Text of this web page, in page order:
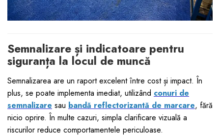
Semnalizare și indicatoare pentru
siguranța la locul de muncă
Semnalizarea are un raport excelent între cost și impact. În
plus, se poate implementa imediat, utilizând conuri de
semnalizare sau bandă reflectorizantă de marcare, fără
nicio oprire. În multe cazuri, simpla clarificare vizuală a
riscurilor reduce comportamentele periculoase.